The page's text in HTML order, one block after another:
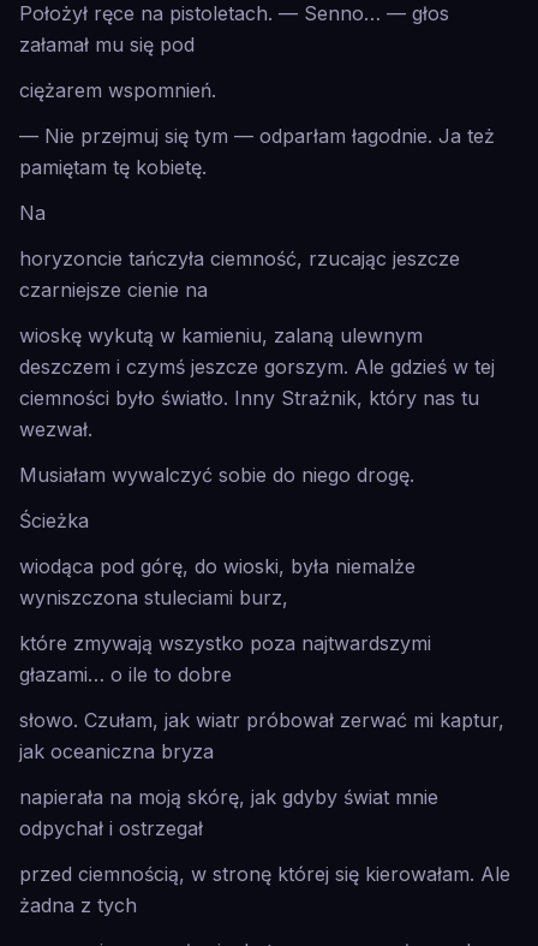
Położył ręce na pistoletach. — Senno… — głos
załamał mu się pod
ciężarem wspomnień.
— Nie przejmuj się tym — odparłam łagodnie. Ja też
pamiętam tę kobietę.
Na
horyzoncie tańczyła ciemność, rzucając jeszcze
czarniejsze cienie na
wioskę wykutą w kamieniu, zalaną ulewnym
deszczem i czymś jeszcze gorszym. Ale gdzieś w tej
ciemności było światło. Inny Strażnik, który nas tu
wezwał.
Musiałam wywalczyć sobie do niego drogę.
Ścieżka
wiodąca pod górę, do wioski, była niemalże
wyniszczona stuleciami burz,
które zmywają wszystko poza najtwardszymi
głazami… o ile to dobre
słowo. Czułam, jak wiatr próbował zerwać mi kaptur,
jak oceaniczna bryza
napierała na moją skórę, jak gdyby świat mnie
odpychał i ostrzegał
przed ciemnością, w stronę której się kierowałam. Ale
żadna z tych